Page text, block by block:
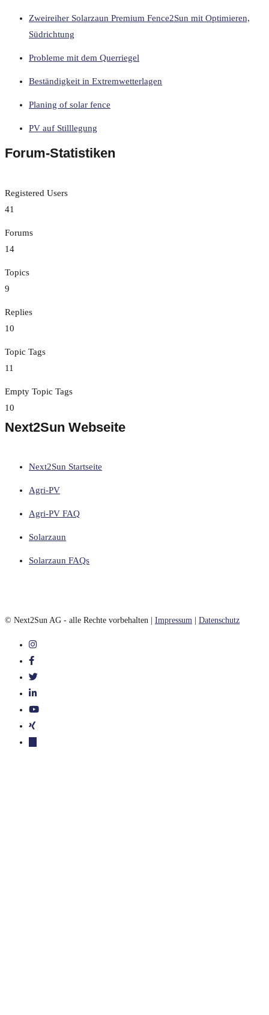
Zweireiher Solarzaun Premium Fence2Sun mit Optimieren,
Südrichtung
Probleme mit dem Querriegel
Beständigkeit in Extremwetterlagen
Planing of solar fence
PV auf Stilllegung
Forum-Statistiken
Registered Users
41
Forums
14
Topics
9
Replies
10
Topic Tags
11
Empty Topic Tags
10
Next2Sun Webseite
Next2Sun Startseite
Agri-PV
Agri-PV FAQ
Solarzaun
Solarzaun FAQs
© Next2Sun AG - alle Rechte vorbehalten | Impressum Datenschutz